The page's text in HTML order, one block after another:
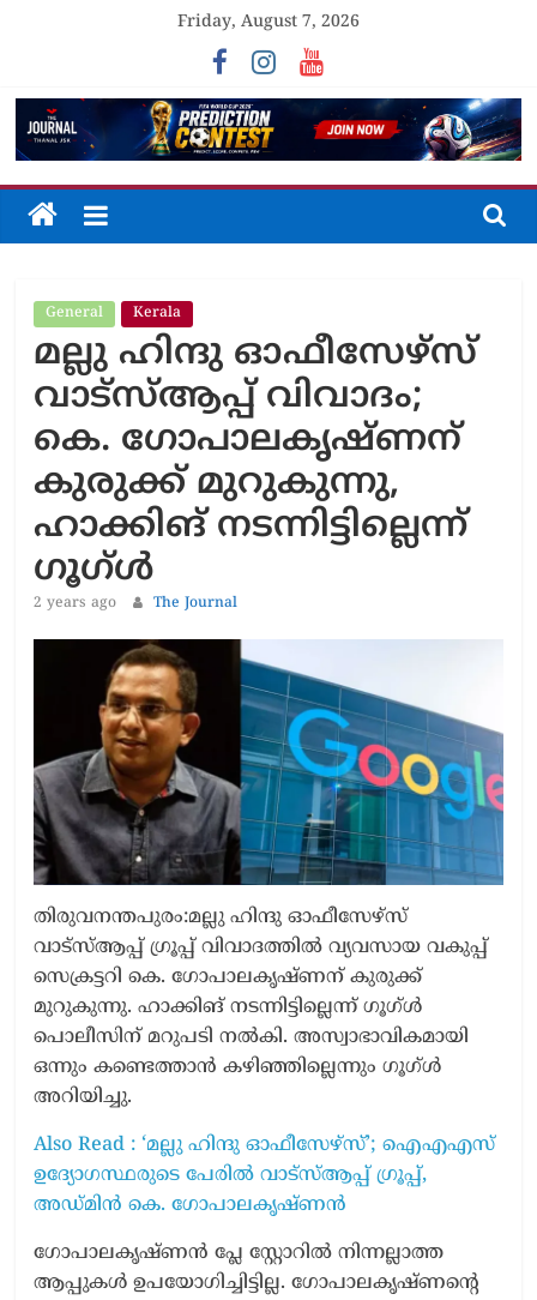
Friday, August 7, 2026
The
Unfolding
The
Truth
General Kerala
മല്ലു ഹിന്ദു ഓഫീസേഴ്സ്
വാട്സ്ആപ്പ് വിവാദം;
കെ. ഗോപാലകൃഷ്ണന്
കുരുക്ക് മുറുകുന്നു,
ഹാക്കിങ് നടന്നിട്ടില്ലെന്ന്
ഗൂഗ്ൾ
2 years ago The Journal
തിരുവനന്തപുരം:മല്ലു ഹിന്ദു ഓഫീസേഴ്സ്
വാട്സ്ആപ്പ് ഗ്രൂപ്പ് വിവാദത്തിൽ വ്യവസായ വകുപ്പ്
സെക്രട്ടറി കെ. ഗോപാലകൃഷ്ണന് കുരുക്ക്
മുറുകുന്നു. ഹാക്കിങ് നടന്നിട്ടില്ലെന്ന് ഗൂഗ്ള്‍
പൊലീസിന് മറുപടി നൽകി. അസ്വാഭാവികമായി
ഒന്നും കണ്ടെത്താൻ കഴിഞ്ഞില്ലെന്നും ഗൂഗ്ള്‍
അറിയിച്ചു.
Also Read : ‘മല്ലു ഹിന്ദു ഓഫീസേഴ്‌സ്’; ഐഎഎസ്
ഉദ്യോഗസ്ഥരുടെ പേരിൽ വാട്‌സ്ആപ്പ് ഗ്രൂപ്പ്,
അഡ്മിൻ കെ. ഗോപാലകൃഷ്ണൻ
ഗോപാലകൃഷ്ണൻ പ്ലേ സ്റ്റോറിൽ നിന്നല്ലാത്ത
ആപ്പുകൾ ഉപയോഗിച്ചിട്ടില്ല. ഗോപാലകൃഷ്ണന്‍റെ